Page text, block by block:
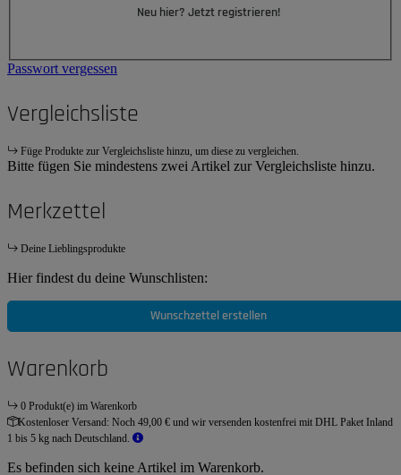
Neu hier? Jetzt registrieren!
Passwort vergessen
Vergleichsliste
Füge Produkte zur Vergleichsliste hinzu, um diese zu vergleichen.
Bitte fügen Sie mindestens zwei Artikel zur Vergleichsliste hinzu.
Merkzettel
Deine Lieblingsprodukte
Hier findest du deine Wunschlisten:
Wunschzettel erstellen
Warenkorb
0 Produkt(e) im Warenkorb
Kostenloser Versand: Noch 49,00 € und wir versenden kostenfrei mit DHL Paket Inland
1 bis 5 kg nach Deutschland.
Es befinden sich keine Artikel im Warenkorb.